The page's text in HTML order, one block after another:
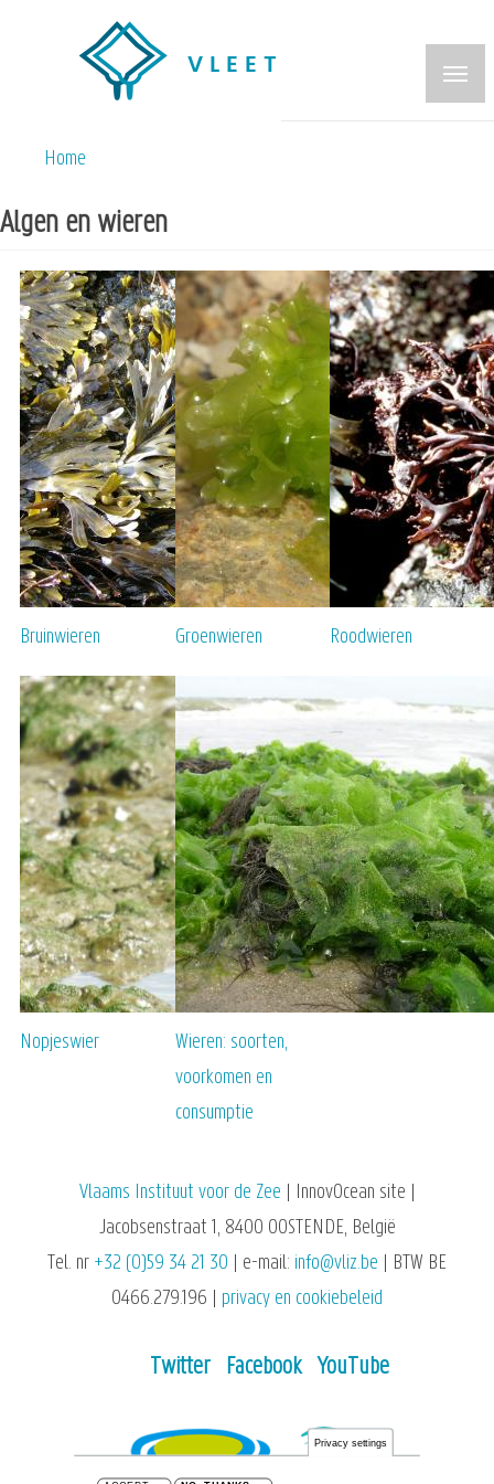
Home
Algen en wieren
Bruinwieren Groenwieren Roodwieren
Nopjeswier
Wieren: soorten,
voorkomen en
consumptie
Vlaams Instituut voor de Zee | InnovOcean site |
Jacobsenstraat 1, 8400 OOSTENDE, België
Tel. nr +32 (0)59 34 21 30 | e-mail: info@vliz.be | BTW BE
0466.279.196 | privacy en cookiebeleid
Twitter Facebook YouTube
Privacy settings